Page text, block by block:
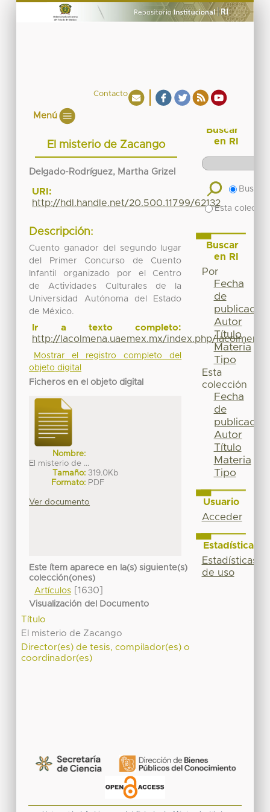
Contacto
Menú
El misterio de Zacango
Delgado-Rodríguez, Martha Grizel
URI:
http://hdl.handle.net/20.500.11799/62132
Descripción:
Cuento ganador del segundo lugar
del Primer Concurso de Cuento
Infantil organizado por el Centro
de Actividades Culturales de la
Universidad Autónoma del Estado
de México.
Ir a texto completo:
http://lacolmena.uaemex.mx/index.php/
Mostrar el registro completo del
objeto digital
Ficheros en el objeto digital
Nombre:
El misterio de ...
Tamaño: 319.0Kb
Formato: PDF
Ver documento
Este ítem aparece en la(s) siguiente(s)
colección(ones)
Artículos[1630]
Visualización del Documento
Título
El misterio de Zacango
Director(es) de tesis, compilador(es) o
coordinador(es)
Buscar
en RI
Buscar
Esta
Buscar
en RI
Por
Fecha
de
publicación
Autor
Título
Materia
Tipo
Esta
colección
Fecha
de
publicación
Autor
Título
Materia
Tipo
Usuario
Acceder
Estadísticas
Estadísticas
de uso